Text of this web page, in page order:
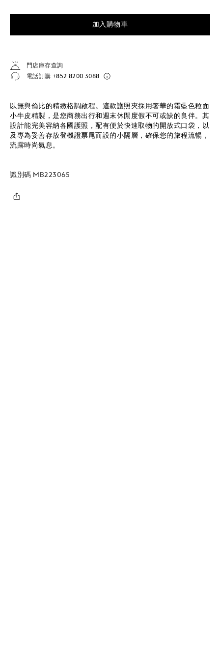
加入購物車
門店庫存查詢
電話訂購 +852 8200 3088
以無與倫比的精緻格調啟程。這款護照夾採用奢華的霜藍色粒面
小牛皮精製，是您商務出行和週末休閒度假不可或缺的良伴。其
設計能完美容納各國護照，配有便於快速取物的開放式口袋，以
及專為妥善存放登機證票尾而設的小隔層，確保您的旅程流暢，
流露時尚氣息。
識別碼 MB223065